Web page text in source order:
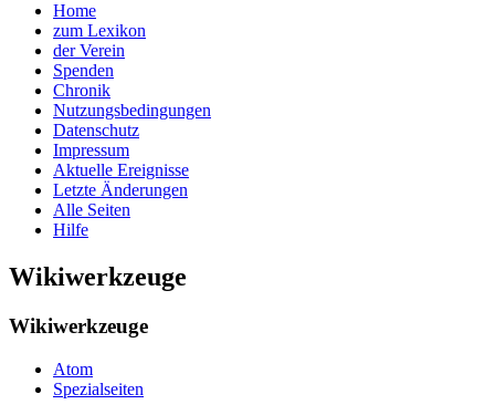
Home
zum Lexikon
der Verein
Spenden
Chronik
Nutzungsbedingungen
Datenschutz
Impressum
Aktuelle Ereignisse
Letzte Änderungen
Alle Seiten
Hilfe
Wikiwerkzeuge
Wikiwerkzeuge
Atom
Spezialseiten